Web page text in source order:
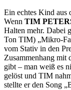
Ein echtes Kind aus
Wenn TIM
Halten mehr. Dabei
Ton TIM) „Mikro-
vom Stativ in den
Zusammenhang mit
gibt – man weiß es
gelöst und TIM
stellte er den Song